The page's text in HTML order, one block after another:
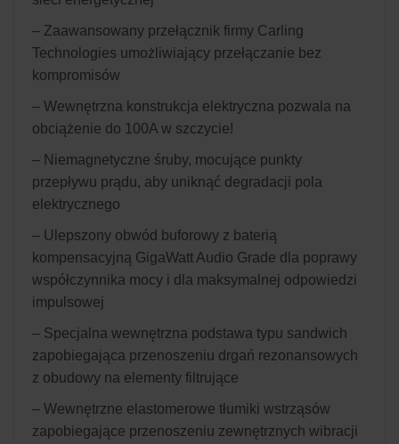
– Zaawansowany przełącznik firmy Carling
Technologies umożliwiający przełączanie bez
kompromisów
– Wewnętrzna konstrukcja elektryczna pozwala na
obciążenie do 100A w szczycie!
– Niemagnetyczne śruby, mocujące punkty
przepływu prądu, aby uniknąć degradacji pola
elektrycznego
– Ulepszony obwód buforowy z baterią
kompensacyjną GigaWatt Audio Grade dla poprawy
współczynnika mocy i dla maksymalnej odpowiedzi
impulsowej
– Specjalna wewnętrzna podstawa typu sandwich
zapobiegająca przenoszeniu drgań rezonansowych
z obudowy na elementy filtrujące
– Wewnętrzne elastomerowe tłumiki wstrząsów
zapobiegające przenoszeniu zewnętrznych wibracji